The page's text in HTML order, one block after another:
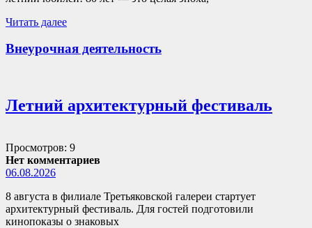
Читать далее
Внеурочная деятельность
Летний архитектурный фестиваль
Просмотров: 9
Нет комментариев
06.08.2026
8 августа в филиале Третьяковской галереи стартует
архитектурный фестиваль. Для гостей подготовили
кинопоказы о знаковых